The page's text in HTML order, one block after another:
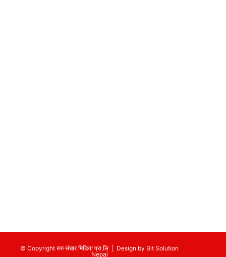
© Copyright रुरु संचार मिडिया प्रा.लि | Design by Bit Solution
Nepal